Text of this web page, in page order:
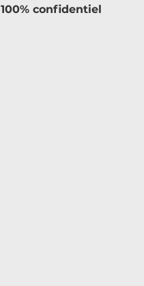
100% confidentiel